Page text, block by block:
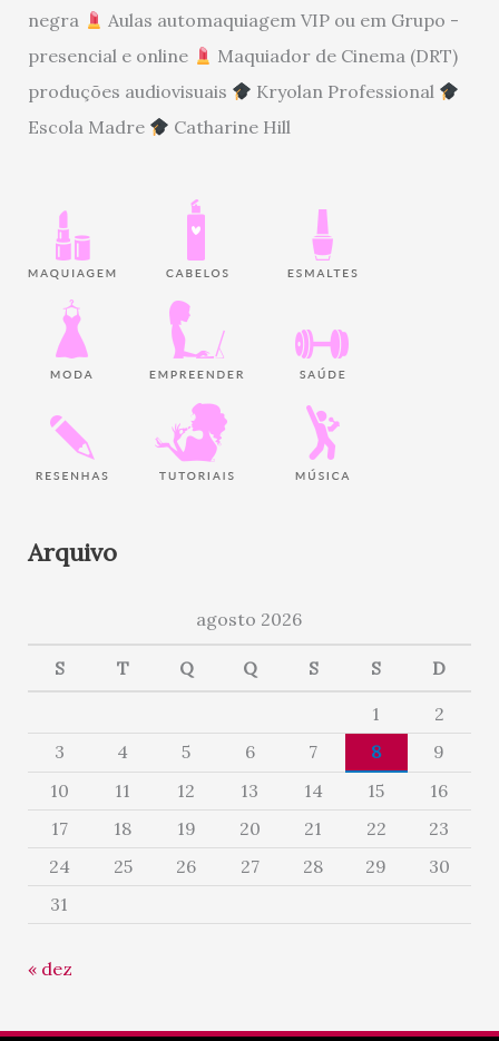
negra
Aulas automaquiagem VIP ou em Grupo -
presencial e online
Maquiador de Cinema (DRT)
produções audiovisuais
Kryolan Professional
Escola Madre
Catharine Hill
Arquivo
agosto 2026
S T Q Q S S D
1
2
3
4 5 6 7 8
9
10
11 12 13 14 15
16
17
18 19 20 21 22
23
24
25 26 27 28 29
30
31
« dez